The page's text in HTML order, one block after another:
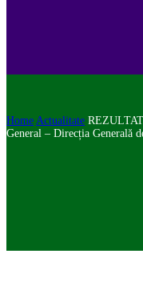
Home Actualitate
General – Direcția Generală